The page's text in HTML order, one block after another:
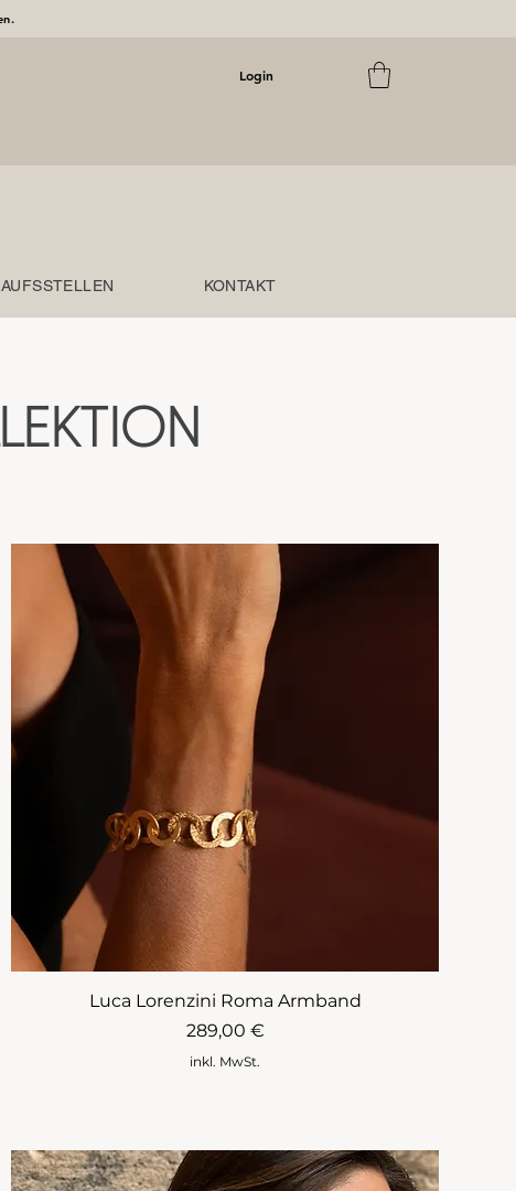
Login
KONTAKT
Luca Lorenzini Roma Armband
Preis
289,00 €
inkl. MwSt.